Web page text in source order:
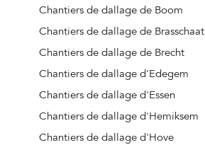
Chantiers de dallage de Boom
Chantiers de dallage de Brasschaat
Chantiers de dallage de Brecht
Chantiers de dallage d'Edegem
Chantiers de dallage d'Essen
Chantiers de dallage d'Hemiksem
Chantiers de dallage d'Hove